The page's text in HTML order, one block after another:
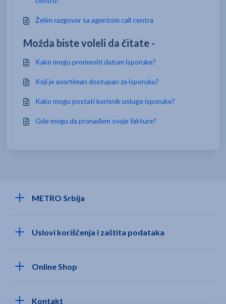
Želim razgovor sa agentom call centra
Možda biste voleli da čitate -
Kako mogu promeniti datum isporuke?
Koji je asortiman dostupan za isporuku?
Kako mogu postati korisnik usluge isporuke?
Gde mogu da pronađem svoje fakture?